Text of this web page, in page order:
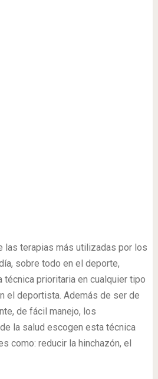
las terapias más utilizadas por los
sobre todo en el deporte,
técnica prioritaria en cualquier tipo
el deportista. Además de ser de
de fácil manejo, los
la salud escogen esta técnica
como: reducir la hinchazón, el